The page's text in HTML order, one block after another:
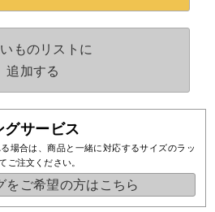
グサービス
場合は、商品と一緒に対応するサイズのラッ
ご注文ください。
をご希望の方はこちら
ものリストに
追加する